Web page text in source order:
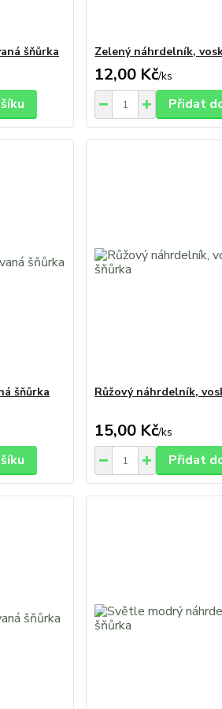
šňůrka Zelený náhrdelník,
12,00 Kč/ks
Přidat
šňůrka Růžový náhrdelník,
15,00 Kč/ks
Přidat